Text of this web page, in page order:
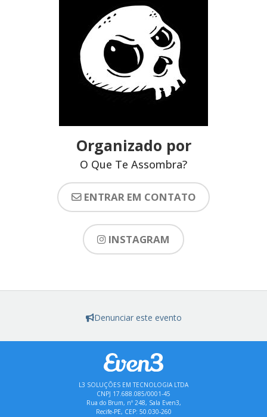
Organizado por
O Que Te Assombra?
ENTRAR EM CONTATO
INSTAGRAM
Denunciar este evento
L3 SOLUÇÕES EM TECNOLOGIA LTDA
CNPJ 17.688.085/0001-45
Rua do Brum, nº 248, Sala Even3,
Recife-PE, CEP: 50.030-260